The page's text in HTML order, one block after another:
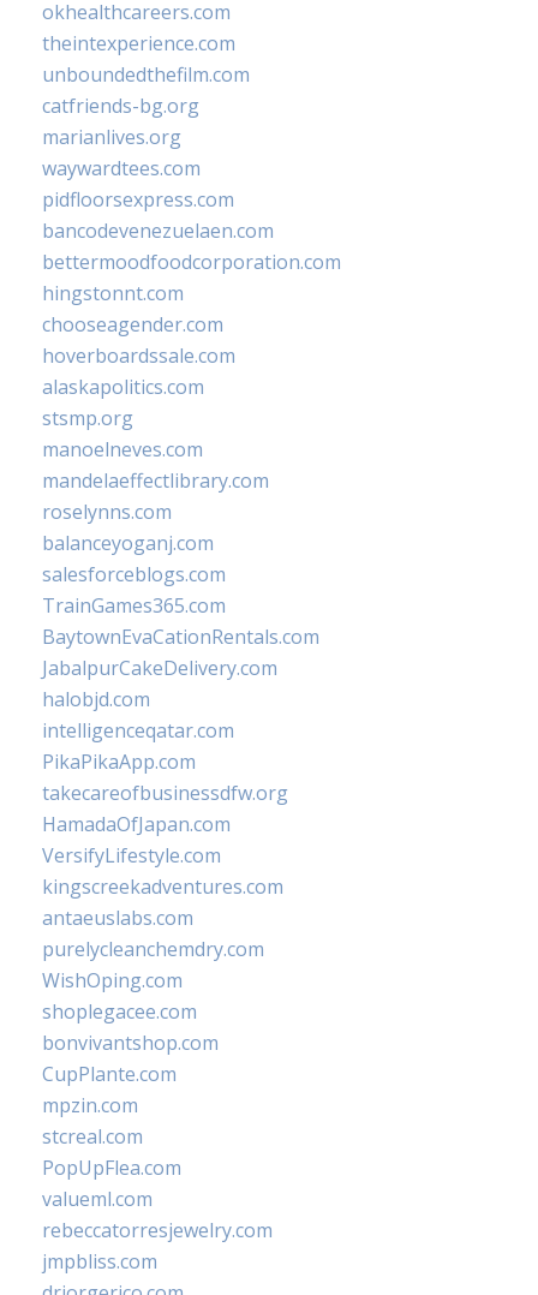
okhealthcareers.com
theintexperience.com
unboundedthefilm.com
catfriends-bg.org
marianlives.org
waywardtees.com
pidfloorsexpress.com
bancodevenezuelaen.com
bettermoodfoodcorporation.com
hingstonnt.com
chooseagender.com
hoverboardssale.com
alaskapolitics.com
stsmp.org
manoelneves.com
mandelaeffectlibrary.com
roselynns.com
balanceyoganj.com
salesforceblogs.com
TrainGames365.com
BaytownEvaCationRentals.com
JabalpurCakeDelivery.com
halobjd.com
intelligenceqatar.com
PikaPikaApp.com
takecareofbusinessdfw.org
HamadaOfJapan.com
VersifyLifestyle.com
kingscreekadventures.com
antaeuslabs.com
purelycleanchemdry.com
WishOping.com
shoplegacee.com
bonvivantshop.com
CupPlante.com
mpzin.com
stcreal.com
PopUpFlea.com
valueml.com
rebeccatorresjewelry.com
jmpbliss.com